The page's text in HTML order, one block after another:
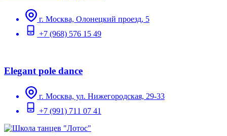
г. Москва, Олонецкий проезд, 5
+7 (968) 576 15 49
Elegant pole dance
г. Москва, ул. Нижегородская, 29-33
+7 (991) 711 07 41